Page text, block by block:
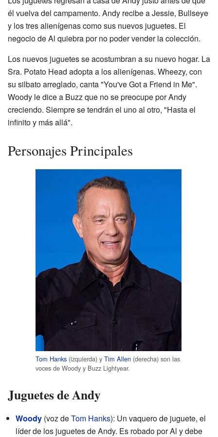
él vuelva del campamento. Andy recibe a Jessie, Bullseye
y los tres alienígenas como sus nuevos juguetes. El
negocio de Al quiebra por no poder vender la colección.
Los nuevos juguetes se acostumbran a su nuevo hogar. La
Sra. Potato Head adopta a los alienígenas. Wheezy, con
su silbato arreglado, canta "You've Got a Friend in Me".
Woody le dice a Buzz que no se preocupe por Andy
creciendo. Siempre se tendrán el uno al otro, "Hasta el
infinito y más allá".
Personajes Principales
Tom Hanks (izquierda) y Tim Allen (derecha) son las
voces de Woody y Buzz Lightyear.
Juguetes de Andy
Woody (voz deTom Hanks): Un vaquero de juguete, el
líder de los juguetes de Andy. Es robado por Al y debe